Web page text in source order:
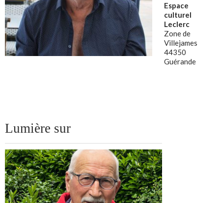
Espace
culturel
Leclerc
Zone de
Villejames
44350
Guérande
Lumière sur